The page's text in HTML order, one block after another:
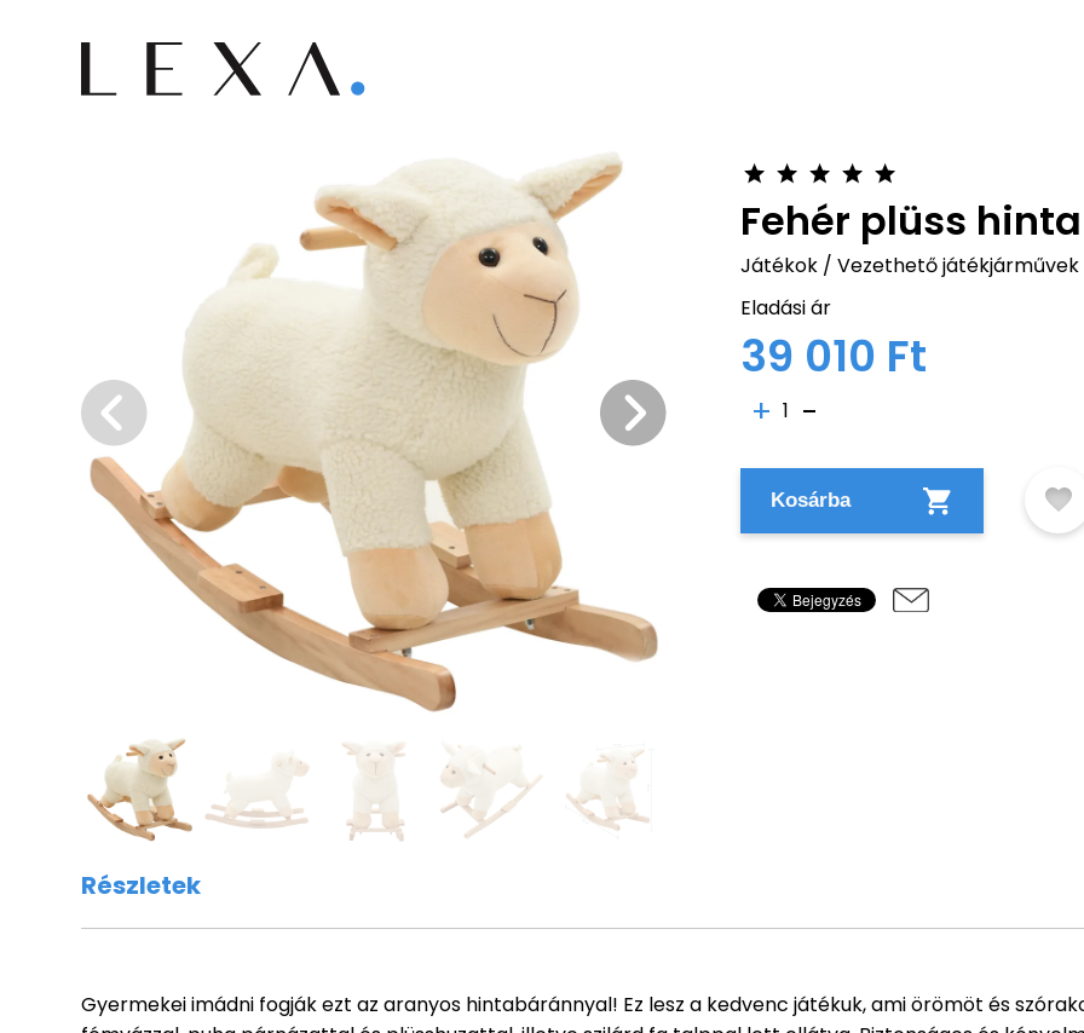
Fehér plüss
Játékok/ Vezethető játékjárművek
Eladási ár
39 010 Ft
1
Kosárba
Részletek
Gyermekei imádni fogják ezt az aranyos hintabáránnyal! Ez lesz a kedvenc játékuk, ami örömöt és